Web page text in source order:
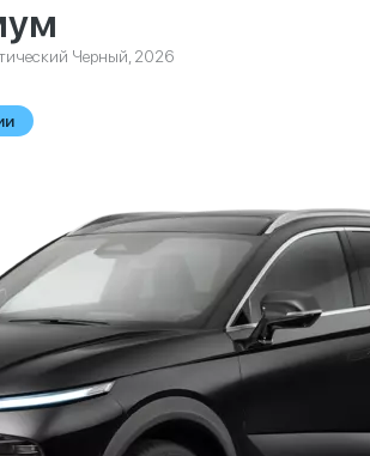
Черный, 2026